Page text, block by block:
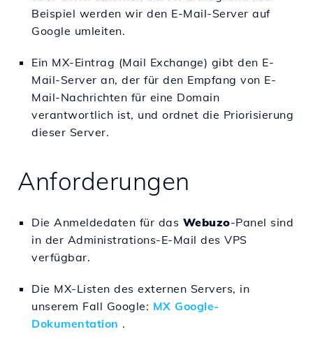
Beispiel werden wir den E-Mail-Server auf
Google umleiten.
Ein MX-Eintrag (Mail Exchange) gibt den E-
Mail-Server an, der für den Empfang von E-
Mail-Nachrichten für eine Domain
verantwortlich ist, und ordnet die Priorisierung
dieser Server.
Anforderungen
Die Anmeldedaten für das Webuzo-Panel sind
in der Administrations-E-Mail des VPS
verfügbar.
Die MX-Listen des externen Servers, in
unserem Fall Google: MX Google-
Dokumentation .